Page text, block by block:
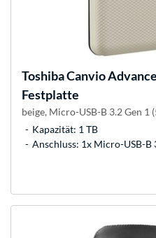
ToshibaCanvio
Festplatte
beige, Micro-USB-B 3.2 Gen 1
Kapazität: 1 TB
Anschluss: 1x Micro-USB-B